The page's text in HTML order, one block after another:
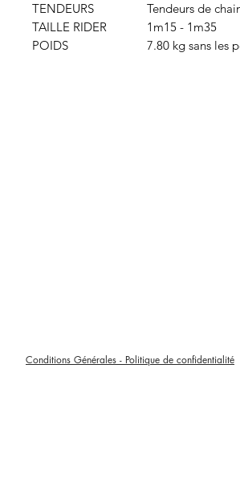
TENDEURS
Tendeurs de
TAILLE RIDER
1m15 - 1m35
POIDS
7.80 kg sans les
Conditions Générales - Politique de confidentialité